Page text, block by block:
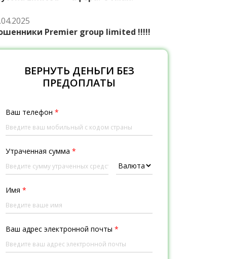
Premier group limited !!!!!
ВЕРНУТЬ ДЕНЬГИ БЕЗ
ПРЕДОПЛАТЫ
Ваш телефон *
Утраченная сумма *
Имя *
Ваш адрес электронной почты *